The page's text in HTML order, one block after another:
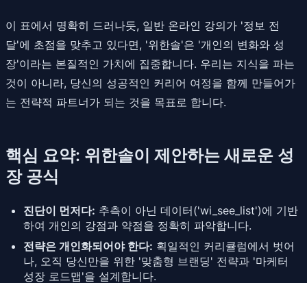
이 표에서 명확히 드러나듯, 일반 온라인 강의가 '정보 전
달'에 초점을 맞추고 있다면, '위한솔'은 '개인의 변화와 성
장'이라는 본질적인 가치에 집중합니다. 우리는 지식을 파는
것이 아니라, 당신의 성공적인 커리어 여정을 함께 만들어가
는 전략적 파트너가 되는 것을 목표로 합니다.
핵심 요약: 위한솔이 제안하는 새로운 성
장 공식
진단이 먼저다: 추측이 아닌 데이터('wi_see_list')에 기반
하여 개인의 강점과 약점을 정확히 파악합니다.
전략은 개인화되어야 한다: 획일적인 커리큘럼에서 벗어
나, 오직 당신만을 위한 '맞춤형 브랜딩' 전략과 '마케터
성장 로드맵'을 설계합니다.